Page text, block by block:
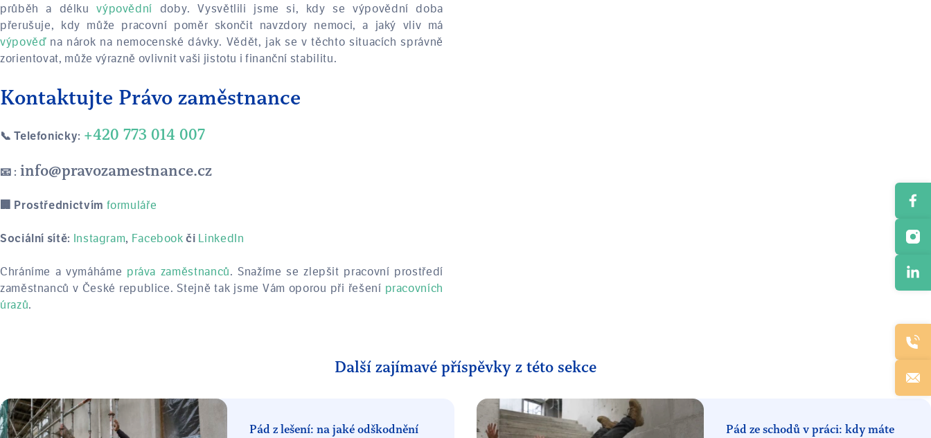
průběh a délkuvýpovědní doby. Vysvětlili jsme si, kdy se výpovědní doba
přerušuje, kdy může pracovní poměr skončit navzdory nemoci, a jaký vliv má
výpověďna nárok na nemocenské dávky. Vědět, jak se v těchto situacích správně
zorientovat, může výrazně ovlivnit vaši jistotu i finanční stabilitu.
Kontaktujte Právo zaměstnance
📞 Telefonicky: +420 773 014 007
📧 : info@pravozamestnance.cz
🏢 Prostřednictvím formuláře
Sociální sítě: Instagram, Facebook či LinkedIn
Chráníme a vymáháme práva zaměstnanců. Snažíme se zlepšit pracovní prostředí
zaměstnanců v České republice. Stejně tak jsme Vám oporou při řešení pracovních
úrazů.
Další zajímavé příspěvky z této sekce
Pád z lešení: na jaké odškodnění
Pád ze schodů v práci: kdy máte